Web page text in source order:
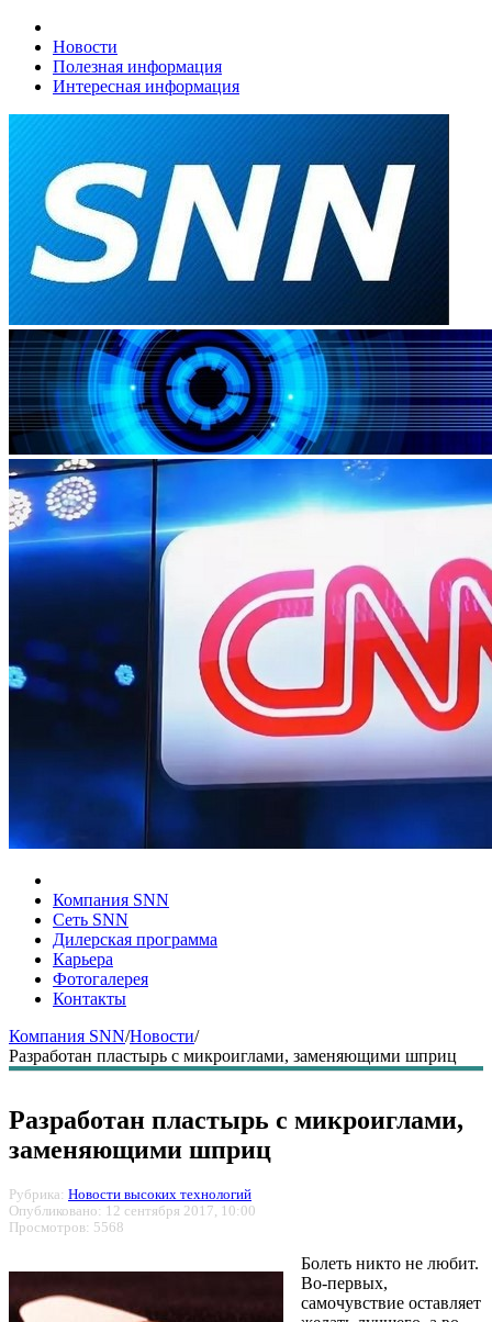
Новости
Полезная информация
Интересная информация
Компания SNN
Сеть SNN
Дилерская программа
Карьера
Фотогалерея
Контакты
Компания SNN/Новости/
Разработан пластырь с микроиглами, заменяющими шприц
Разработан пластырь с микроиглами,
заменяющими шприц
Рубрика: Новости высоких технологий
Опубликовано: 12 сентября 2017, 10:00
Просмотров: 5568
Болеть никто не любит.
Во-первых,
самочувствие оставляет